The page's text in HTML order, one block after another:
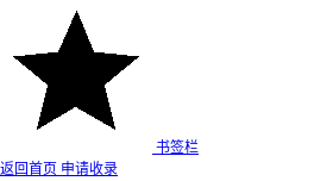
书签栏
返回首页 申请收录